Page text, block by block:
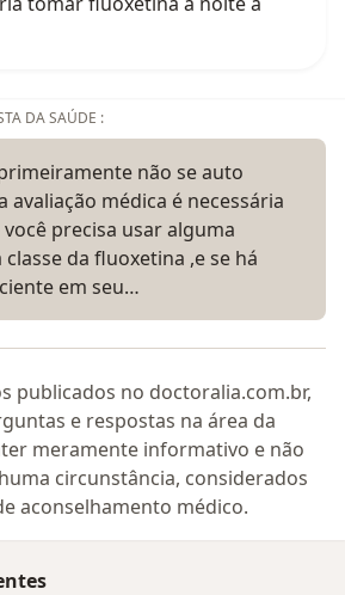
DA SAÚDE :
não se auto
avaliação médica é necessária
precisa usar alguma
da fluoxetina ,e se há
em seu…
publicados no doctoralia.com.br,
e respostas na área da
meramente informativo e não
circunstância, considerados
aconselhamento médico.